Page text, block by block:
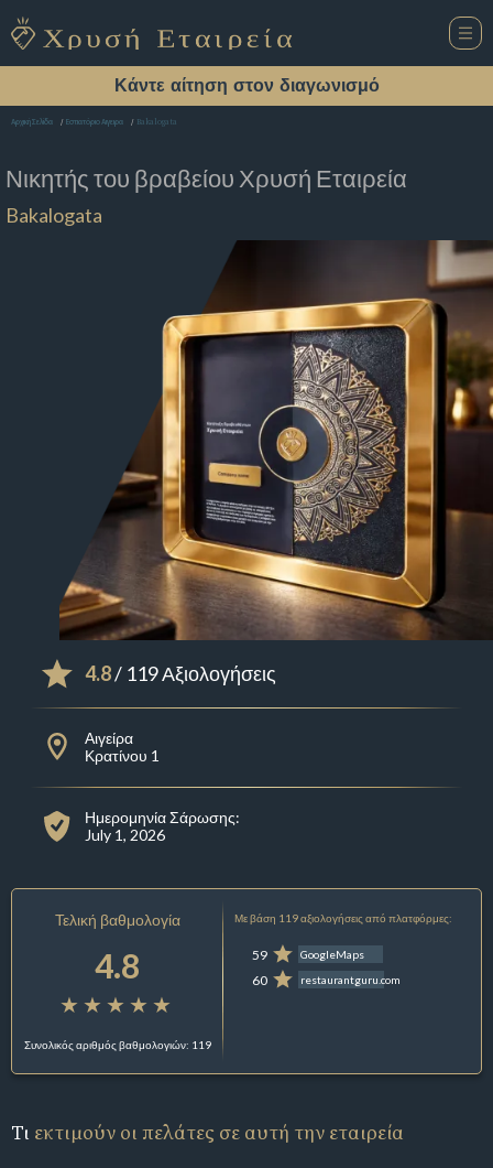
Κάντε αίτηση στον διαγωνισμό
Αρχική Σελίδα Εστιατόριο Αιγειρα Bakalogata
Νικητής του βραβείου Χρυσή Εταιρεία
Bakalogata
4.8/ 119 Αξιολογήσεις
Αιγείρα
Κρατίνου 1
Ημερομηνία Σάρωσης:
July 1, 2026
Τελική βαθμολογία
4.8
Συνολικός αριθμός βαθμολογιών: 119
Με βάση 119 αξιολογήσεις από πλατφόρμες:
59 GoogleMaps
60 restaurantguru.com
Τι εκτιμούν οι πελάτες σε αυτή την εταιρεία